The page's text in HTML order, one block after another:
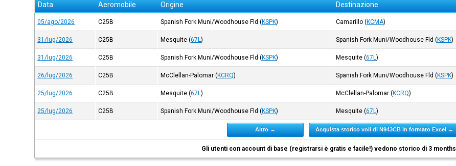
Data Aeromobile Origine Destinazione
05/ago/2026 C25B Spanish Fork Muni/Woodhouse Fld (KSPK) Camarillo (KCMA)
31/lug/2026 C25B Mesquite (67L) Spanish Fork Muni/Woodhouse Fld (KSPK)
31/lug/2026 C25B Spanish Fork Muni/Woodhouse Fld (KSPK) Mesquite (67L)
26/lug/2026 C25B McClellan-Palomar (KCRQ) Spanish Fork Muni/Woodhouse Fld (KSPK)
25/lug/2026 C25B Mesquite (67L) McClellan-Palomar (KCRQ)
25/lug/2026 C25B Spanish Fork Muni/Woodhouse Fld (KSPK) Mesquite (67L)
Altro → Acquista storico voli di N943CB in formato Excel →
Gli utenti con account di base (registrarsi è gratis e facile!) vedono storico di 3 months